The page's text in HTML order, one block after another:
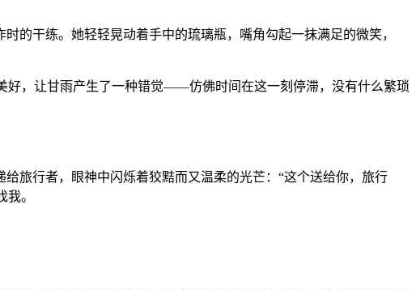
的干练。她轻轻晃动着手中的琉璃瓶，嘴角勾起一抹满足的微笑，
好，让甘雨产生了一种错觉——仿佛时间在这一刻停滞，没有什么繁琐
旅行者，眼神中闪烁着狡黠而又温柔的光芒：“这个送给你，旅行
。